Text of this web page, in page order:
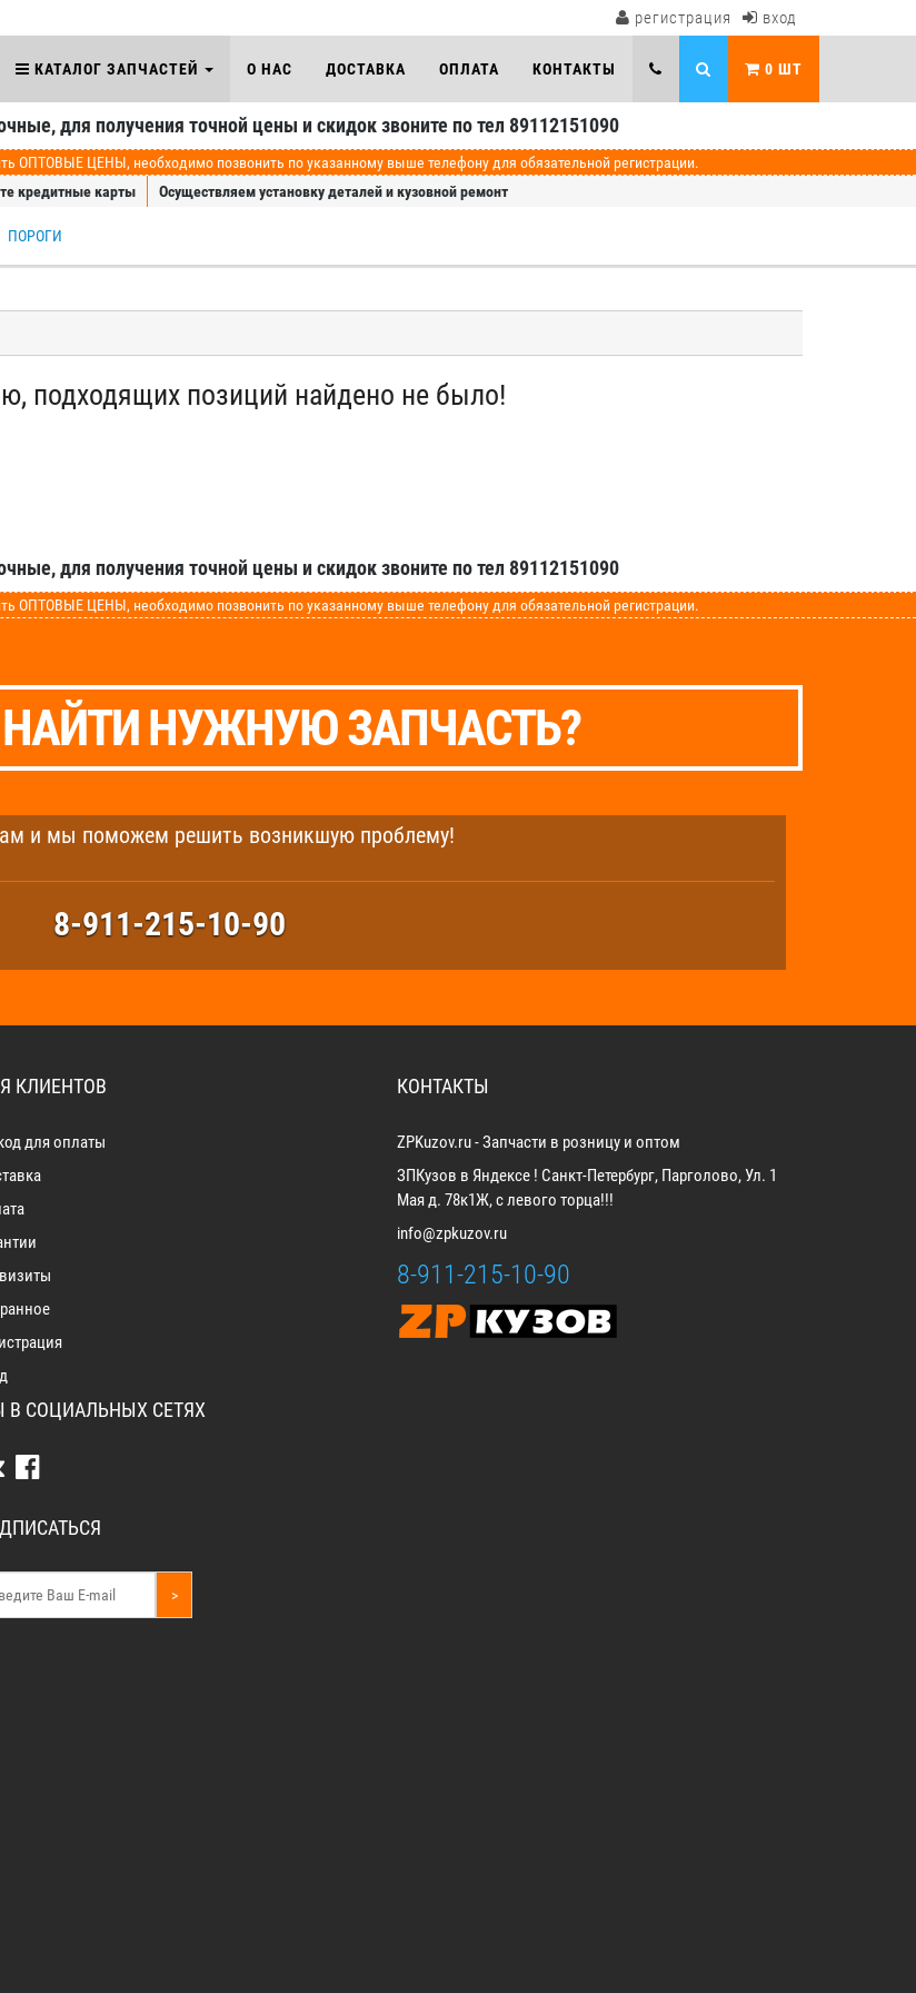
регистрация вход
КАТАЛОГ ЗАПЧАСТЕЙ О НАС ДОСТАВКА ОПЛАТА КОНТАКТЫ 0 ШТ
для получения точной цены и скидок звоните по тел 89112151090
ЦЕНЫ, необходимо позвонить по указанному выше телефону для обязательной регистрации.
кредитные карты
Осуществляем установку деталей и кузовной ремонт
ПОРОГИ
подходящих позиций найдено не было!
для получения точной цены и скидок звоните по тел 89112151090
ЦЕНЫ, необходимо позвонить по указанному выше телефону для обязательной регистрации.
НУЖНУЮ ЗАПЧАСТЬ?
и мы поможем решить возникшую проблему!
8-911-215-10-90
КЛИЕНТОВ
для оплаты
В СОЦИАЛЬНЫХ СЕТЯХ
>
КОНТАКТЫ
ZPKuzov.ru - Запчасти в розницу и оптом
ЗПКузов в Яндексе ! Санкт-Петербург, Парголово, Ул. 1
Мая д. 78к1Ж, с левого торца!!!
info@zpkuzov.ru
8-911-215-10-90